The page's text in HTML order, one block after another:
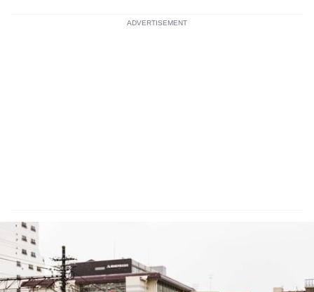
ADVERTISEMENT